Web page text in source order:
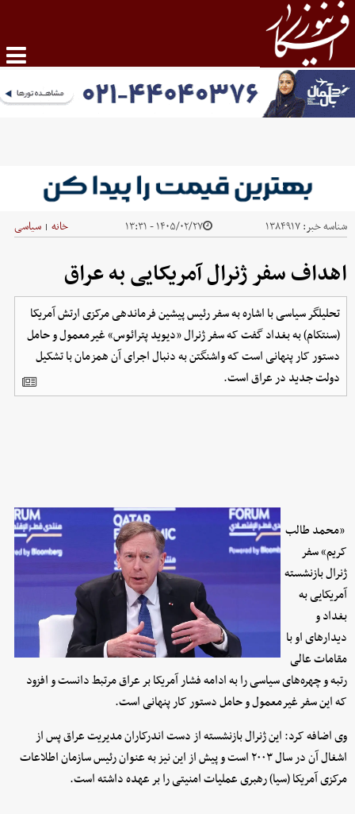
شناسه خبر:۱۳۸۴۹۱۷ ۱۴۰۵/۰۲/۲۷ - ۱۳:۳۱ خانه | سیاسی
اهداف سفر ژنرال آمریکایی به عراق
تحلیلگر سیاسی با اشاره به سفر رئیس پیشین فرماندهی مرکزی ارتش آمریکا
(سنتکام) به بغداد گفت که سفر ژنرال «دیوید پترائوس» غیرمعمول و حامل
دستور کار پنهانی است که واشنگتن به دنبال اجرای آن همزمان با تشکیل
دولت جدید در عراق است.
«محمد طالب
کریم» سفر
ژنرال بازنشسته
آمریکایی به
بغداد و
دیدارهای او با
مقامات عالی
رتبه و چهره‌های سیاسی را به ادامه فشار آمریکا بر عراق مرتبط دانست و افزود
که این سفر غیرمعمول و حامل دستور کار پنهانی است.
وی اضافه کرد: این ژنرال بازنشسته از دست اندرکاران مدیریت عراق پس از
اشغال آن در سال ۲۰۰۳ است و پیش از این نیز به عنوان رئیس سازمان اطلاعات
مرکزی آمریکا (سیا) رهبری عملیات امنیتی را بر عهده داشته است.